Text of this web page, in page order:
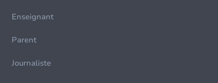
Enseignant
Parent
Journaliste